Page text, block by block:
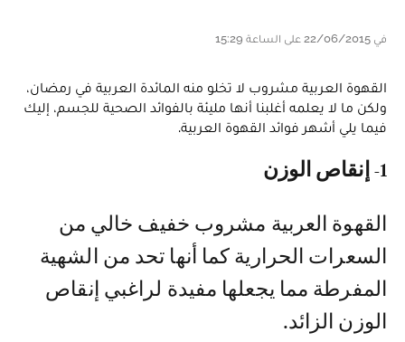
في 22/06/2015 على الساعة 15:29
القهوة العربية مشروب لا تخلو منه المائدة العربية في رمضان،
ولكن ما لا يعلمه أغلبنا أنها مليئة بالفوائد الصحية للجسم، إليك
فيما يلي أشهر فوائد القهوة العربية.
1- إنقاص الوزن
القهوة العربية مشروب خفيف خالي من
السعرات الحرارية كما أنها تحد من الشهية
المفرطة مما يجعلها مفيدة لراغبي إنقاص
الوزن الزائد.